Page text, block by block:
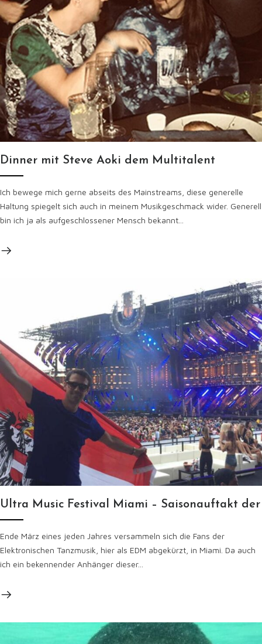
Dinner mit Steve Aoki dem Multitalent
Ich bewege mich gerne abseits des Mainstreams, diese generelle
Haltung spiegelt sich auch in meinem Musikgeschmack wider. Generell
bin ich ja als aufgeschlossener Mensch bekannt...
Ultra Music Festival Miami – Saisonauftakt der
Ende März eines jeden Jahres versammeln sich die Fans der
Elektronischen Tanzmusik, hier als EDM abgekürzt, in Miami. Da auch
ich ein bekennender Anhänger dieser...